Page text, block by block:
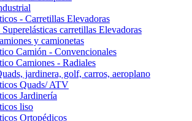
- Carretillas Elevadoras
Superelásticas carretillas Elevadoras
y camionetas
Camión - Convencionales
Camiones - Radiales
jardinera, golf, carros, aeroplano
Quads/ ATV
Jardinería
liso
Ortopédicos